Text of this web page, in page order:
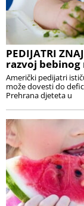
PEDIJATRI
razvoj bebinog
Američki pedijatri
može dovesti do
Prehrana djeteta u